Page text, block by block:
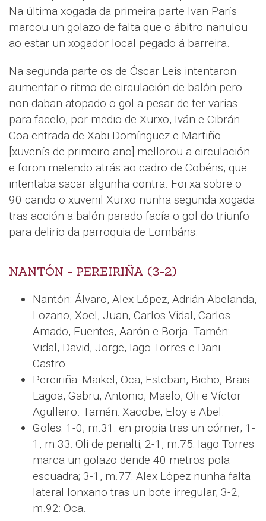
Na última xogada da primeira parte Ivan París
marcou un golazo de falta que o ábitro nanulou
ao estar un xogador local pegado á barreira.
Na segunda parte os de Óscar Leis intentaron
aumentar o ritmo de circulación de balón pero
non daban atopado o gol a pesar de ter varias
para facelo, por medio de Xurxo, Iván e Cibrán.
Coa entrada de Xabi Domínguez e Martiño
[xuvenís de primeiro ano] mellorou a circulación
e foron metendo atrás ao cadro de Cobéns, que
intentaba sacar algunha contra. Foi xa sobre o
90 cando o xuvenil Xurxo nunha segunda xogada
tras acción a balón parado facía o gol do triunfo
para delirio da parroquia de Lombáns.
NANTÓN - PEREIRIÑA (3-2)
Nantón: Álvaro, Alex López, Adrián Abelanda,
Lozano, Xoel, Juan, Carlos Vidal, Carlos
Amado, Fuentes, Aarón e Borja. Tamén:
Vidal, David, Jorge, Iago Torres e Dani
Castro.
Pereiriña: Maikel, Oca, Esteban, Bicho, Brais
Lagoa, Gabru, Antonio, Maelo, Oli e Víctor
Agulleiro. Tamén: Xacobe, Eloy e Abel.
Goles: 1-0, m.31: en propia tras un córner; 1-
1, m.33: Oli de penalti; 2-1, m.75: Iago Torres
marca un golazo dende 40 metros pola
escuadra; 3-1, m.77: Alex López nunha falta
lateral lonxano tras un bote irregular; 3-2,
m.92: Oca.